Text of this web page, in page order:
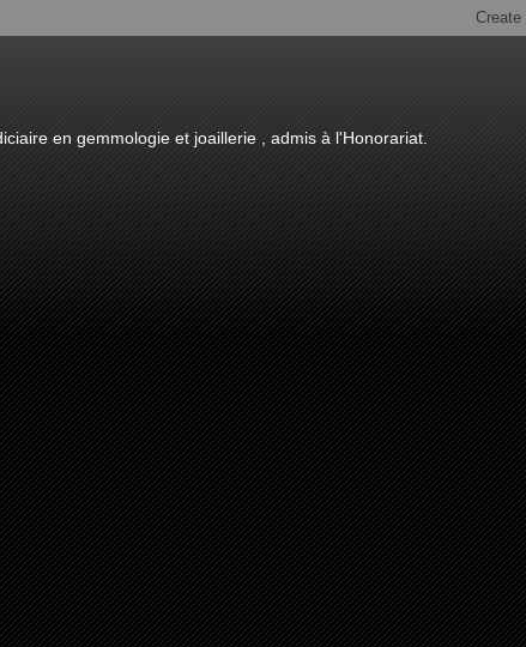
en gemmologie et joaillerie , admis à l'Honorariat.